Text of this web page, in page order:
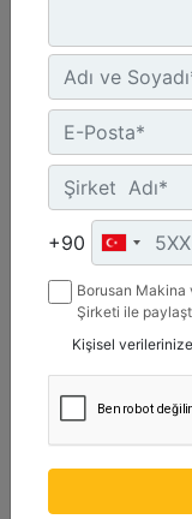
900-
+90
Borusan Makina
Şirketi ile
mesaj
Kişisel